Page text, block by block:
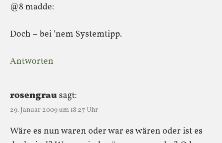
@8 madde:
Doch – bei ’nem Systemtipp.
Antworten
rosengrausagt:
29. Januar 2009 um 18:27 Uhr
Wäre es nun waren oder war es wären oder ist es